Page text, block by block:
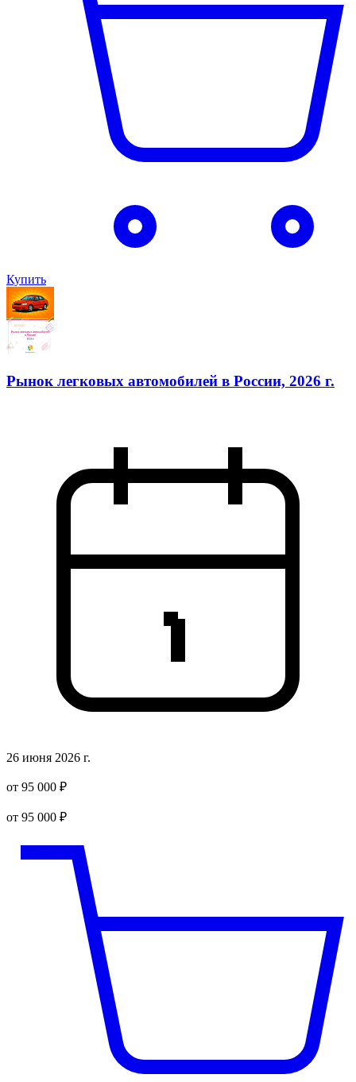
Купить
Рынок легковых автомобилей в России, 2026 г.
26 июня 2026 г.
от 95 000 ₽
от 95 000 ₽